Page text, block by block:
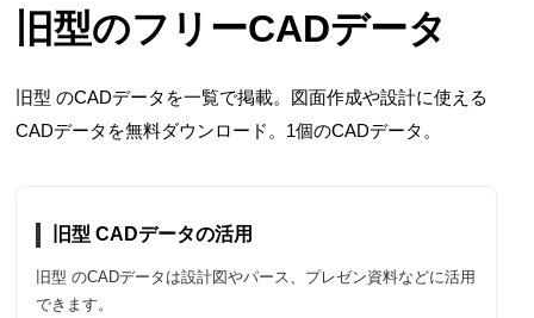
旧型のフリーCADデータ
旧型 のCADデータを一覧で掲載。図面作成や設計に使える
CADデータを無料ダウンロード。1個のCADデータ。
旧型 CADデータの活用
旧型 のCADデータは設計図やパース、プレゼン資料などに活用
できます。